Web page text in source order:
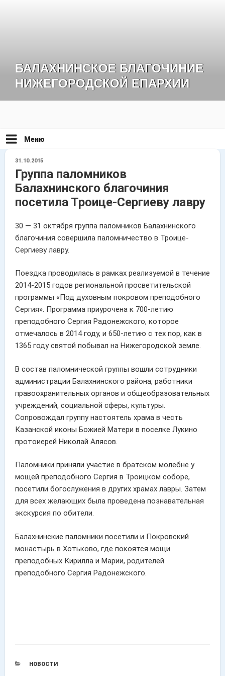
БАЛАХНИНСКОЕ БЛАГОЧИНИЕ
НИЖЕГОРОДСКОЙ ЕПАРХИИ
Меню
ОПУБЛИКОВАНО
31.10.2015
Группа паломников
Балахнинского благочиния
посетила Троице-Сергиеву лавру
30 — 31 октября группа паломников Балахнинского
благочиния совершила паломничество в Троице-
Сергиеву лавру.
Поездка проводилась в рамках реализуемой в течение
2014-2015 годов региональной просветительской
программы «Под духовным покровом преподобного
Сергия». Программа приурочена к 700-летию
преподобного Сергия Радонежского, которое
отмечалось в 2014 году, и 650-летию с тех пор, как в
1365 году святой побывал на Нижегородской земле.
В состав паломнической группы вошли сотрудники
администрации Балахнинского района, работники
правоохранительных органов и общеобразовательных
учреждений, социальной сферы, культуры.
Сопровождал группу настоятель храма в честь
Казанской иконы Божией Матери в поселке Лукино
протоиерей Николай Алясов.
Паломники приняли участие в братском молебне у
мощей преподобного Сергия в Троицком соборе,
посетили богослужения в других храмах лавры. Затем
для всех желающих была проведена познавательная
экскурсия по обители.
Балахнинские паломники посетили и Покровский
монастырь в Хотьково, где покоятся мощи
преподобных Кирилла и Марии, родителей
преподобного Сергия Радонежского.
РУБРИКИ
НОВОСТИ